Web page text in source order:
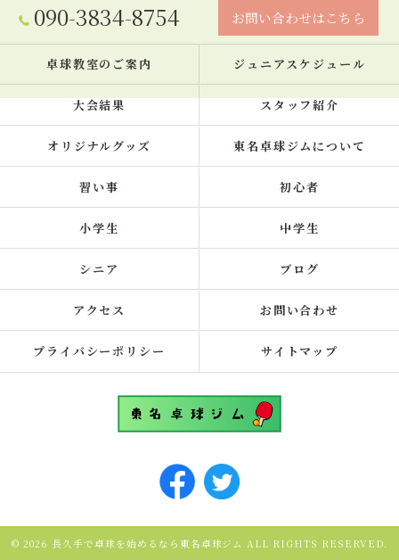
090-3834-8754 お問い合わせはこちら
卓球教室のご案内 ジュニアスケジュール
大会結果 スタッフ紹介
オリジナルグッズ 東名卓球ジムについて
習い事 初心者
小学生 中学生
シニア ブログ
アクセス お問い合わせ
プライバシーポリシー サイトマップ
© 2026 長久手で卓球を始めるなら東名卓球ジム ALL RIGHTS RESERVED.